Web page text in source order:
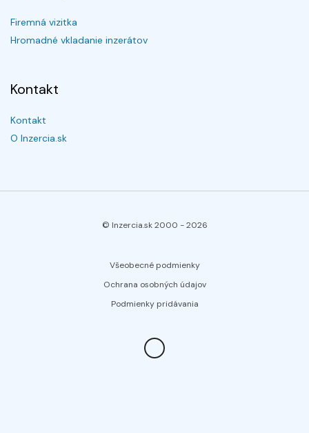
Firemná vizitka
Hromadné vkladanie inzerátov
Kontakt
Kontakt
O Inzercia.sk
© Inzercia.sk 2000 -2026
Všeobecné podmienky
Ochrana osobných údajov
Podmienky pridávania